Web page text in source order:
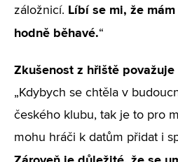
záložnicí. Líbí se mi, že
hodně běhavé.“
Zkušenost z hřiště
„Kdybych se chtěla v
českého klubu, tak je to pro
mohu hráči k datům přidat i